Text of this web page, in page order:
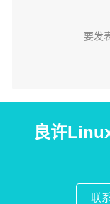
要发
良许
联